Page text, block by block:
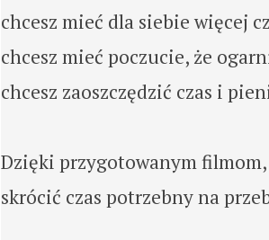
chcesz mieć dla siebie więcej
chcesz mieć poczucie, że
chcesz zaoszczędzić czas i
Dzięki przygotowanym
skrócić czas potrzebny na